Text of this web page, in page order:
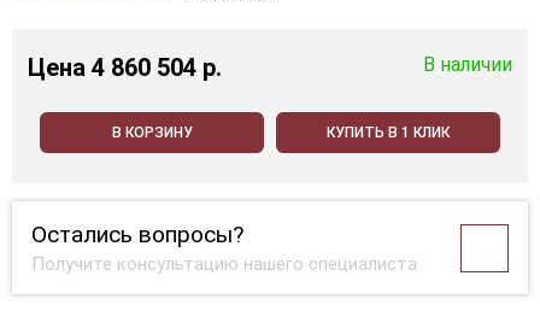
Цена 4 860 504 p. В наличии
В КОРЗИНУ КУПИТЬ В 1 КЛИК
Остались вопросы?
Получите консультацию нашего специалиста